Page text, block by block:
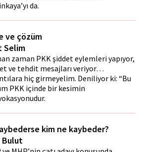
da.
ve çözüm
Selim
zaman PKK şiddet eylemleri yapıyor,
ve tehdit mesajları veriyor…
hiç girmeyelim. Deniliyor ki: “Bu
PKK içinde bir kesimin
kim ne kaybeder?
Bulut